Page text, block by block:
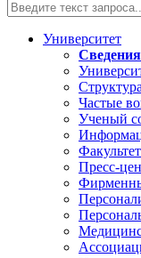
Университет
Структура
Частые
Ученый
Пресс-